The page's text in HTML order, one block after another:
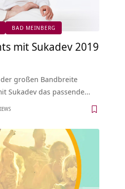
BAD MEINBERG
mit Sukadev 2019
großen Bandbreite
Sukadev das passende…